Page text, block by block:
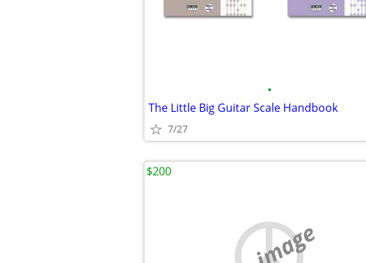
•
The Little Big Guitar Scale Handbook
7/27
$200